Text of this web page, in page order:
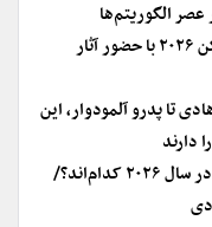
فهرست کامل فیلم‌های جشنواره کن ۲۰۲۶ با حضور آثار
تا پدرو آلمودوار، این
دارند
ستاره‌های جشنواره‌‌های سینمایی در سال ۲۰۲۶ کدام‌اند؟/